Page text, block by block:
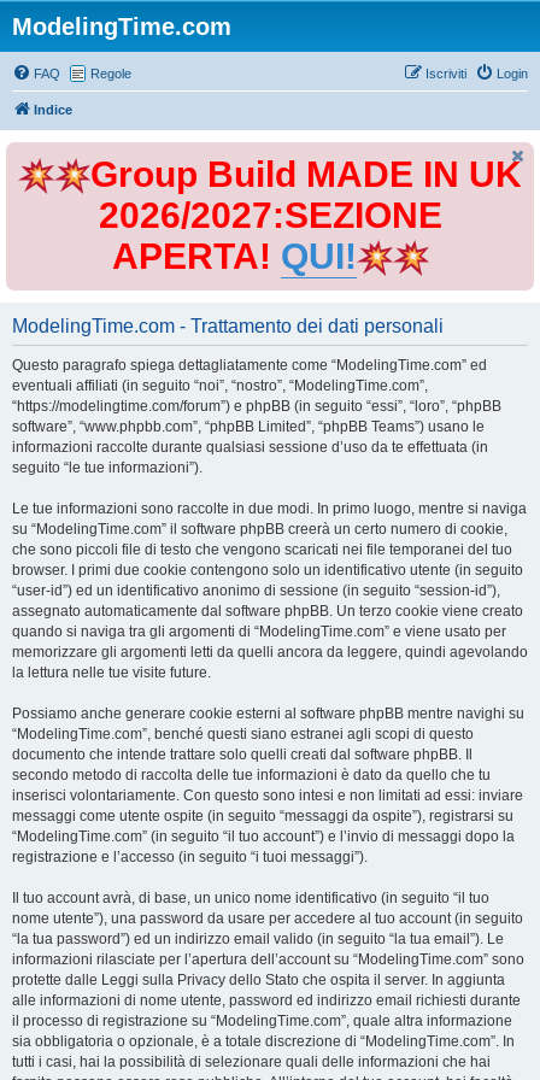
ModelingTime.com
FAQ Regole Login
Iscriviti
Indice
Group Build MADE IN UK
2026/2027:SEZIONE
APERTA! QUI!
ModelingTime.com - Trattamento dei dati personali
Questo paragrafo spiega dettagliatamente come “ModelingTime.com” ed
eventuali affiliati (in seguito “noi”, “nostro”, “ModelingTime.com”,
“https://modelingtime.com/forum”) e phpBB (in seguito “essi”, “loro”, “phpBB
software”, “www.phpbb.com”, “phpBB Limited”, “phpBB Teams”) usano le
informazioni raccolte durante qualsiasi sessione d’uso da te effettuata (in
seguito “le tue informazioni”).
Le tue informazioni sono raccolte in due modi. In primo luogo, mentre si naviga
su “ModelingTime.com” il software phpBB creerà un certo numero di cookie,
che sono piccoli file di testo che vengono scaricati nei file temporanei del tuo
browser. I primi due cookie contengono solo un identificativo utente (in seguito
“user-id”) ed un identificativo anonimo di sessione (in seguito “session-id”),
assegnato automaticamente dal software phpBB. Un terzo cookie viene creato
quando si naviga tra gli argomenti di “ModelingTime.com” e viene usato per
memorizzare gli argomenti letti da quelli ancora da leggere, quindi agevolando
la lettura nelle tue visite future.
Possiamo anche generare cookie esterni al software phpBB mentre navighi su
“ModelingTime.com”, benché questi siano estranei agli scopi di questo
documento che intende trattare solo quelli creati dal software phpBB. Il
secondo metodo di raccolta delle tue informazioni è dato da quello che tu
inserisci volontariamente. Con questo sono intesi e non limitati ad essi: inviare
messaggi come utente ospite (in seguito “messaggi da ospite”), registrarsi su
“ModelingTime.com” (in seguito “il tuo account”) e l’invio di messaggi dopo la
registrazione e l’accesso (in seguito “i tuoi messaggi”).
Il tuo account avrà, di base, un unico nome identificativo (in seguito “il tuo
nome utente”), una password da usare per accedere al tuo account (in seguito
“la tua password”) ed un indirizzo email valido (in seguito “la tua email”). Le
informazioni rilasciate per l’apertura dell’account su “ModelingTime.com” sono
protette dalle Leggi sulla Privacy dello Stato che ospita il server. In aggiunta
alle informazioni di nome utente, password ed indirizzo email richiesti durante
il processo di registrazione su “ModelingTime.com”, quale altra informazione
sia obbligatoria o opzionale, è a totale discrezione di “ModelingTime.com”. In
tutti i casi, hai la possibilità di selezionare quali delle informazioni che hai